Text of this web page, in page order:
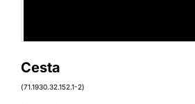
Cesta
(71.1930.32.152.1-2)